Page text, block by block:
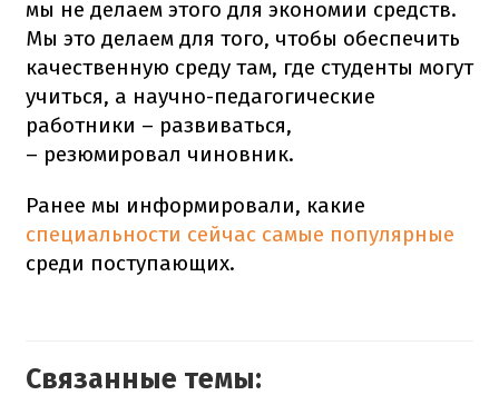
мы не делаем этого для экономии средств.
Мы это делаем для того, чтобы обеспечить
качественную среду там, где студенты могут
учиться, а научно-педагогические
работники – развиваться,
– резюмировал чиновник.
Ранее мы информировали, какие
специальности сейчас самые популярные
среди поступающих.
Связанные темы: